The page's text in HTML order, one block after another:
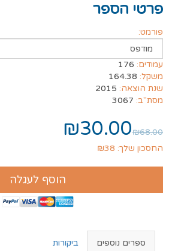
פרטי הספר
פורמט:
עמודים: 176
משקל: 164.38
שנת הוצאה: 2015
מסת"ב: 3067
₪30.00₪68.00
החסכון שלך: ₪38
הוסף לעגלה
ספרים נוספים ביקורות